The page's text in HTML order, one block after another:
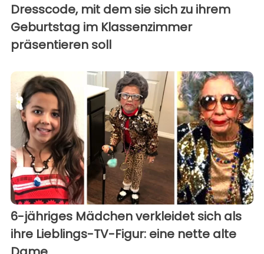
Dresscode, mit dem sie sich zu ihrem
Geburtstag im Klassenzimmer
präsentieren soll
6-jähriges Mädchen verkleidet sich als
ihre Lieblings-TV-Figur: eine nette alte